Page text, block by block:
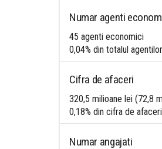
Numar agenti
45 agenti economici
0,04% din totalul
Cifra de afaceri
320,5 milioane lei (72,8
0,18% din cifra de
Numar angajati